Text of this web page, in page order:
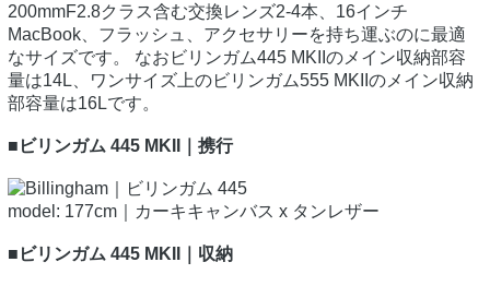
200mmF2.8クラス含む交換レンズ2-4本、16インチ
MacBook、フラッシュ、アクセサリーを持ち運ぶのに最適
なサイズです。 なおビリンガム445 MKIIのメイン収納部容
量は14L、ワンサイズ上のビリンガム555 MKIIのメイン収納
部容量は16Lです。
■ビリンガム 445 MKII｜携行
model: 177cm｜カーキキャンバス x タンレザー
■ビリンガム 445 MKII｜収納